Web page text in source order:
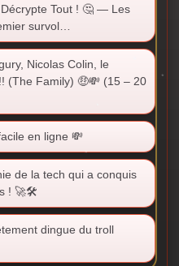
Tout ! 🤔 — Les
survol…
Nicolas Colin, le
(The Family) 🤑💸 (15 – 20
en ligne 💸
de la tech qui a conquis
! 🚀🛠️
dingue du troll